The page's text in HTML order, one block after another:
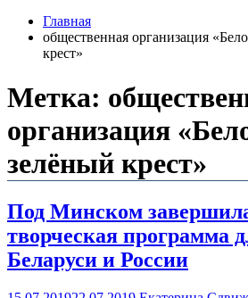
Главная
общественная организация
крест»
Метка:
организация
зелёный крест»
Под Минском
творческая программа
Беларуси и России